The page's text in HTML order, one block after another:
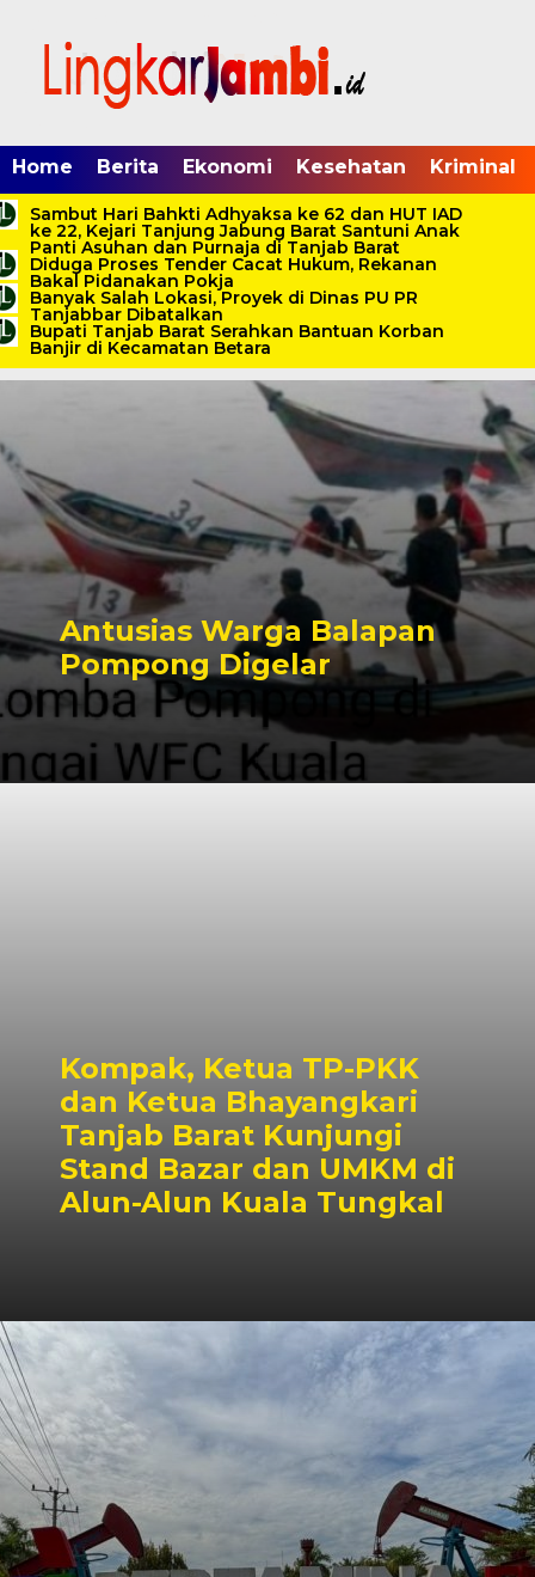
Home Berita Ekonomi Kesehatan Kriminal
Sambut Hari Bahkti Adhyaksa ke 62 dan HUT IAD
ke 22, Kejari Tanjung Jabung Barat Santuni Anak
Panti Asuhan dan Purnaja di Tanjab Barat
Diduga Proses Tender Cacat Hukum, Rekanan
Bakal Pidanakan Pokja
Banyak Salah Lokasi, Proyek di Dinas PU PR
Tanjabbar Dibatalkan
Bupati Tanjab Barat Serahkan Bantuan Korban
Banjir di Kecamatan Betara
Antusias Warga Balapan
Pompong Digelar
Kompak, Ketua TP-PKK
dan Ketua Bhayangkari
Tanjab Barat Kunjungi
Stand Bazar dan UMKM di
Alun-Alun Kuala Tungkal